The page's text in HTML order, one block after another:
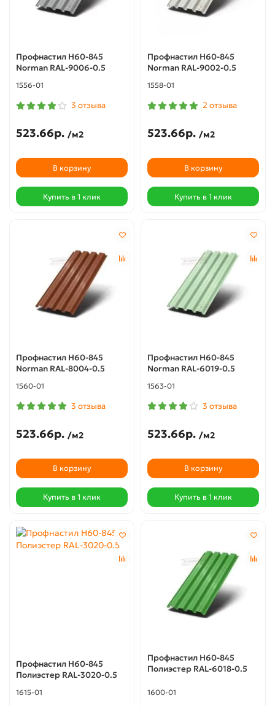
Профнастил Н60-845
Norman RAL-9006-0.5
1556-01
3 отзыва
523.66р. /м2
В корзину
Купить в 1 клик
Профнастил Н60-845
Norman RAL-9002-0.5
1558-01
2 отзыва
523.66р. /м2
В корзину
Купить в 1 клик
Профнастил Н60-845
Norman RAL-8004-0.5
1560-01
3 отзыва
523.66р. /м2
В корзину
Купить в 1 клик
Профнастил Н60-845
Norman RAL-6019-0.5
1563-01
3 отзыва
523.66р. /м2
В корзину
Купить в 1 клик
Профнастил Н60-845
Полиэстер RAL-3020-0.5
1615-01
Профнастил Н60-845
Полиэстер RAL-6018-0.5
1600-01